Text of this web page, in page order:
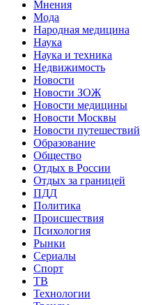
Мнения
Мода
Народная медицина
Наука
Наука и техника
Недвижимость
Новости
Новости ЗОЖ
Новости медицины
Новости Москвы
Новости путешествий
Образование
Общество
Отдых в России
Отдых за границей
ПДД
Политика
Происшествия
Психология
Рынки
Сериалы
Спорт
ТВ
Технологии